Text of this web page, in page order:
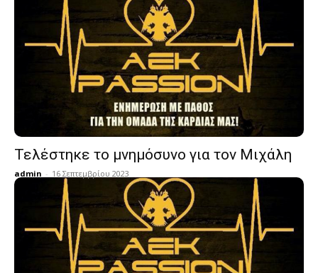
Τελέστηκε το μνημόσυνο για τον Μιχάλη
admin - 16 Σεπτεμβρίου 2023